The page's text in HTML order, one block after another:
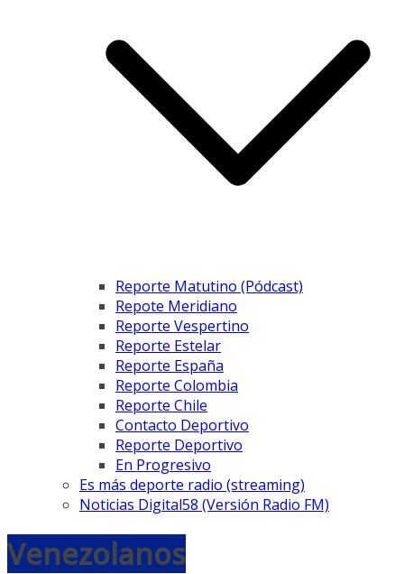
Reporte Matutino (Pódcast)
Repote Meridiano
Reporte Vespertino
Reporte Estelar
Reporte España
Reporte Colombia
Reporte Chile
Contacto Deportivo
Reporte Deportivo
En Progresivo
Es más deporte radio (streaming)
Noticias Digital58 (Versión Radio FM)
Venezolanos